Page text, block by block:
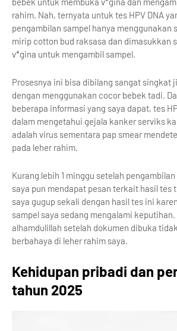
rahim. Nah, ternyata untuk tes HPV DNA
pengambilan sampel hanya menggunakan
mirip cotton bud raksasa dan dimasukkan
v*gina untuk mengambil sampel.
Prosesnya ini bisa dibilang sangat singkat
dengan menggunakan cocor bebek tadi.
beberapa informasi yang saya dapat, tes
dalam mengetahui gejala kanker serviks
adalah virus sementara pap smear
pada leher rahim.
Kurang lebih 1 minggu setelah pengambilan
saya pun mendapat pesan terkait hasil tes
saya gugup sekali dengan hasil tes ini
sampel saya sedang mengalami keputihan.
alhamdulillah setelah dokumen dibuka
berbahaya di leher rahim saya.
Kehidupan pribadi dan
tahun 2025